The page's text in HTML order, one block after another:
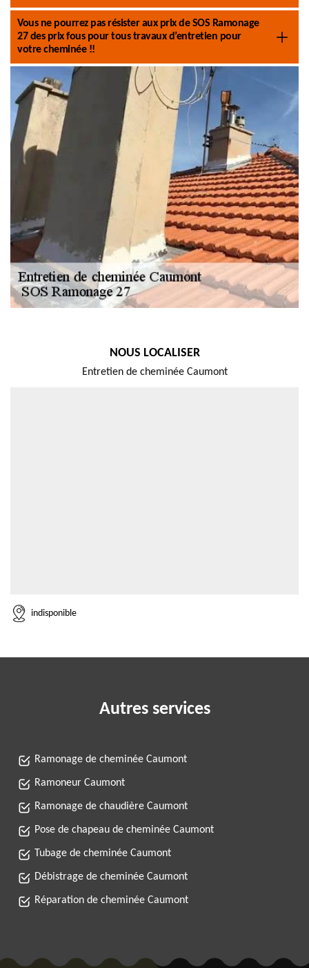
Vous ne pourrez pas résister aux prix de SOS Ramonage
27 des prix fous pour tous travaux d’entretien pour
votre cheminée !!
NOUS LOCALISER
Entretien de cheminée Caumont
indisponible
Autres services
Ramonage de cheminée Caumont
Ramoneur Caumont
Ramonage de chaudière Caumont
Pose de chapeau de cheminée Caumont
Tubage de cheminée Caumont
Débistrage de cheminée Caumont
Réparation de cheminée Caumont